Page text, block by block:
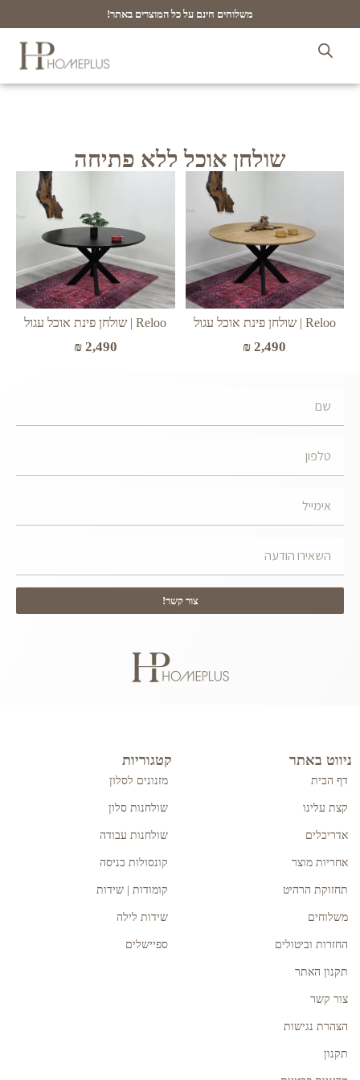
משלוחים חינם על כל המוצרים באתר!
שולחן אוכל ללא פתיחה
Reloo | שולחן פינת אוכל עגול
₪ 2,490
Reloo | שולחן פינת אוכל עגול
₪2,490
צור קשר!
ניווט באתר
דף הבית
קצת עלינו
אדריכלים
אחריות מוצר
תחזוקת הרהיט
משלוחים
החזרות וביטולים
תקנון האתר
צור קשר
הצהרת נגישות
תקנון
קטגוריות
מזנונים לסלון
שולחנות סלון
שולחנות עבודה
קונסולות כניסה
קומודות | שידות
שידות לילה
ספיישלים